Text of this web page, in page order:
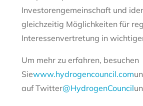
Investorengemeinschaft und
gleichzeitig Möglichkeiten für
Interessenvertretung in
Um mehr zu erfahren, besuchen
Siewww.hydrogencouncil.com
auf Twitter@HydrogenCouncil